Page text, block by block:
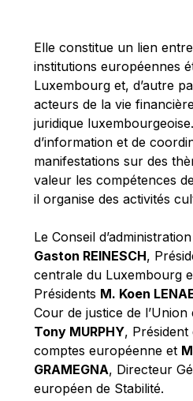
Michael Sohlman
Michel Goedert
Mireille Delmas-
Nobuo Tanaka
Otmar Issing
Paolo Mengozzi
Paschal Donohoe
Pat Cox
Patrizia Nanz
Philippe Maystadt
Pierre Gramegna
Richard Pelly
Robert Goebbels
Robert REYNDERS
Elle constitue un lien
institutions européennes
Luxembourg et, d’autre
acteurs de la vie
juridique
d’information et de
manifestations sur des
valeur les compétences
il organise des activités
Le Conseil
Gaston REINESCH,
centrale du Luxembourg
Présidents M. Koen
Cour de justice de
Tony MURPHY, Président
comptes européenne et
GRAMEGNA, Directeur
européen de Stabilité.